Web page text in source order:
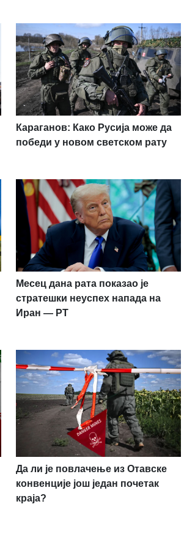
Караганов: Како Русија може да
победи у новом светском рату
Месец дана рата показао је
стратешки неуспех напада на
Иран — РТ
Да ли је повлачење из Отавске
конвенције још један почетак
краја?